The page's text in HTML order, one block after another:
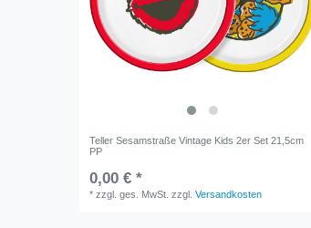
Teller Sesamstraße Vintage Kids 2er Set 21,5cm
PP
0,00 € *
*zzgl. ges. MwSt. zzgl.Versandkosten